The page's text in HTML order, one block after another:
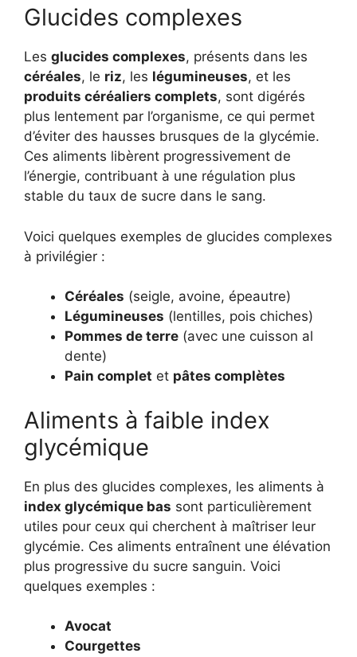
Glucides complexes
Les glucides complexes, présents dans les
céréales, le riz, les légumineuses, et les
produits céréaliers complets, sont digérés
plus lentement par l’organisme, ce qui permet
d’éviter des hausses brusques de la glycémie.
Ces aliments libèrent progressivement de
l’énergie, contribuant à une régulation plus
stable du taux de sucre dans le sang.
Voici quelques exemples de glucides complexes
à privilégier :
Céréales (seigle, avoine, épeautre)
Légumineuses (lentilles, pois chiches)
Pommes de terre (avec une cuisson al
dente)
Pain complet et pâtes complètes
Aliments à faible index
glycémique
En plus des glucides complexes, les aliments à
index glycémique bas sont particulièrement
utiles pour ceux qui cherchent à maîtriser leur
glycémie. Ces aliments entraînent une élévation
plus progressive du sucre sanguin. Voici
quelques exemples :
Avocat
Courgettes